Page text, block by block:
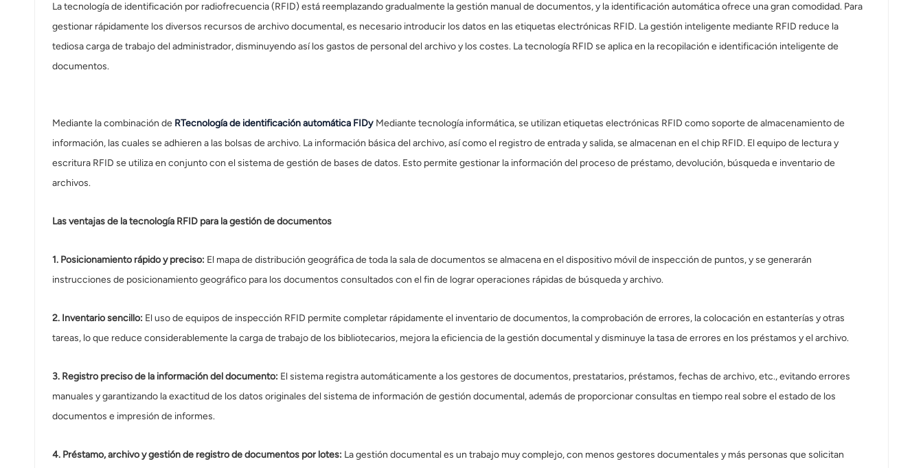
Türk
Polski
แบบไทย
La tecnología de identificación por radiofrecuencia (RFID) está reemplazando gradualmente la gestión manual de documentos, y la identificación automática ofrece una gran comodidad. Para
gestionar rápidamente los diversos recursos de archivo documental, es necesario introducir los datos en las etiquetas electrónicas RFID. La gestión inteligente mediante RFID reduce la
tediosa carga de trabajo del administrador, disminuyendo así los gastos de personal del archivo y los costes. La tecnología RFID se aplica en la recopilación e identificación inteligente de
documentos.
Mediante la combinación de RTecnología de identificación automática FIDy Mediante tecnología informática, se utilizan etiquetas electrónicas RFID como soporte de almacenamiento de
información, las cuales se adhieren a las bolsas de archivo. La información básica del archivo, así como el registro de entrada y salida, se almacenan en el chip RFID. El equipo de lectura y
escritura RFID se utiliza en conjunto con el sistema de gestión de bases de datos. Esto permite gestionar la información del proceso de préstamo, devolución, búsqueda e inventario de
archivos.
Las ventajas de la tecnología RFID para la gestión de documentos
1. Posicionamiento rápido y preciso: El mapa de distribución geográfica de toda la sala de documentos se almacena en el dispositivo móvil de inspección de puntos, y se generarán
instrucciones de posicionamiento geográfico para los documentos consultados con el fin de lograr operaciones rápidas de búsqueda y archivo.
2. Inventario sencillo: El uso de equipos de inspección RFID permite completar rápidamente el inventario de documentos, la comprobación de errores, la colocación en estanterías y otras
tareas, lo que reduce considerablemente la carga de trabajo de los bibliotecarios, mejora la eficiencia de la gestión documental y disminuye la tasa de errores en los préstamos y el archivo.
3. Registro preciso de la información del documento: El sistema registra automáticamente a los gestores de documentos, prestatarios, préstamos, fechas de archivo, etc., evitando errores
manuales y garantizando la exactitud de los datos originales del sistema de información de gestión documental, además de proporcionar consultas en tiempo real sobre el estado de los
documentos e impresión de informes.
4. Préstamo, archivo y gestión de registro de documentos por lotes: La gestión documental es un trabajo muy complejo, con menos gestores documentales y más personas que solicitan